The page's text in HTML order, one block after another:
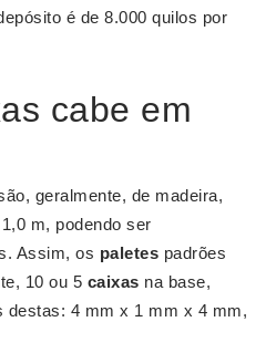
é de 8.000 quilos por
cabe em
geralmente, de madeira,
m, podendo ser
Assim, os paletes padrões
10 ou 5 caixas na base,
destas: 4 mm x 1 mm x 4 mm,